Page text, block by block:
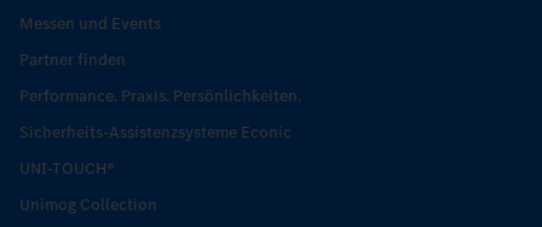
Messen und Events
Partner finden
Performance. Praxis. Persönlichkeiten.
Sicherheits-Assistenzsysteme Econic
UNI-TOUCH®
Unimog Collection